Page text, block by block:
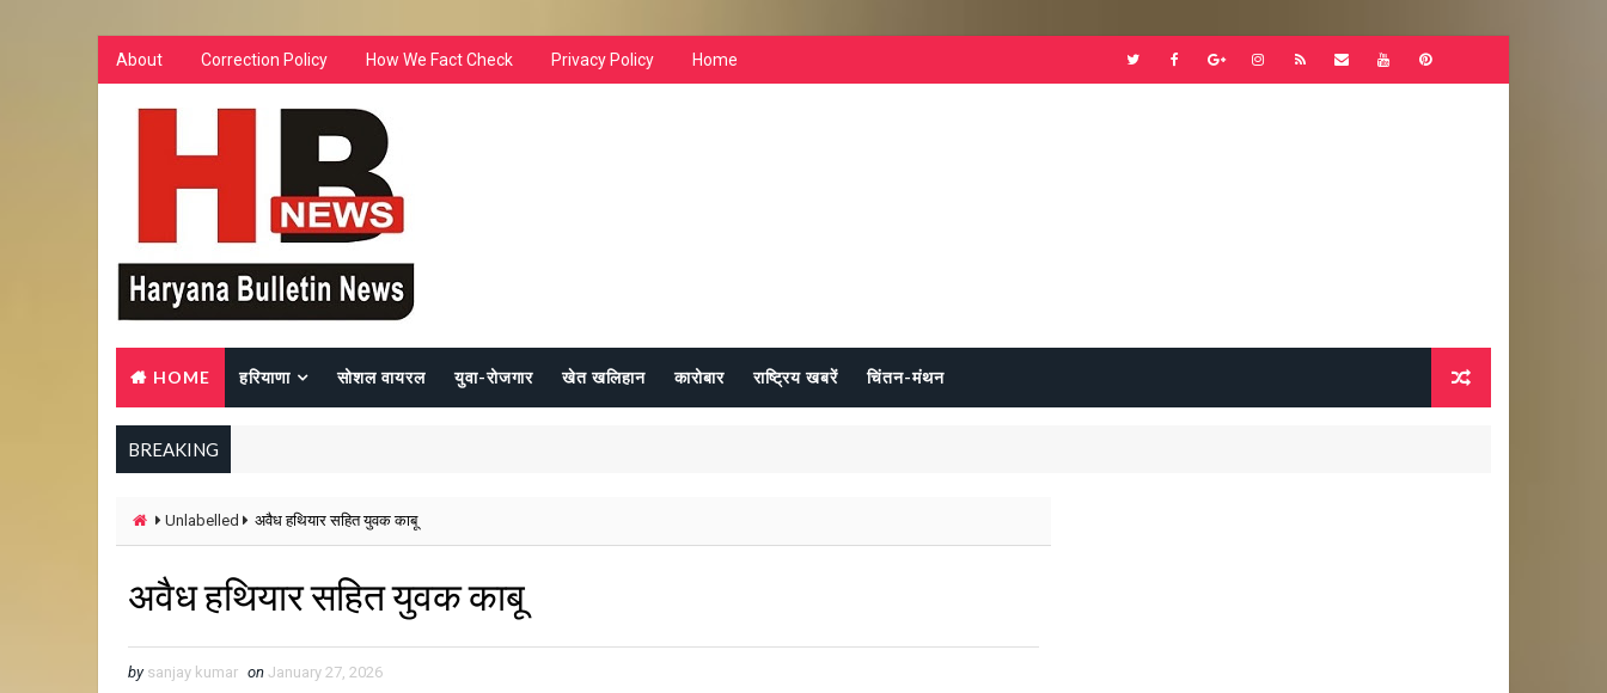
About Correction Policy How We Fact Check Privacy Policy Home
HOME हरियाणा सोशल वायरल युवा-रोजगार खेत खलिहान कारोबार राष्ट्रिय खबरें चिंतन-मंथन
BREAKING
Unlabelled अवैध हथियार सहित युवक काबू
अवैध हथियार सहित युवक काबू
by sanjay kumar on January 27, 2026